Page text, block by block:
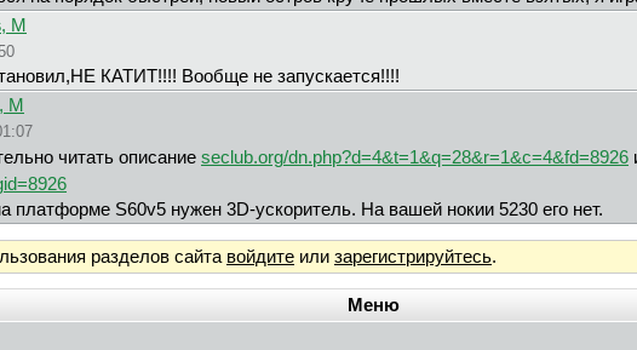
, М
КАТИТ!!!! Вообще не запускается!!!!
, М
читать описание seclub.org/dn.php?d=4&t=1&q=28&r=1&c=4&fd=8926
платформе S60v5 нужен 3D-ускоритель. На вашей нокии 5230 его нет.
разделов сайта войдите или зарегистрируйтесь.
Меню